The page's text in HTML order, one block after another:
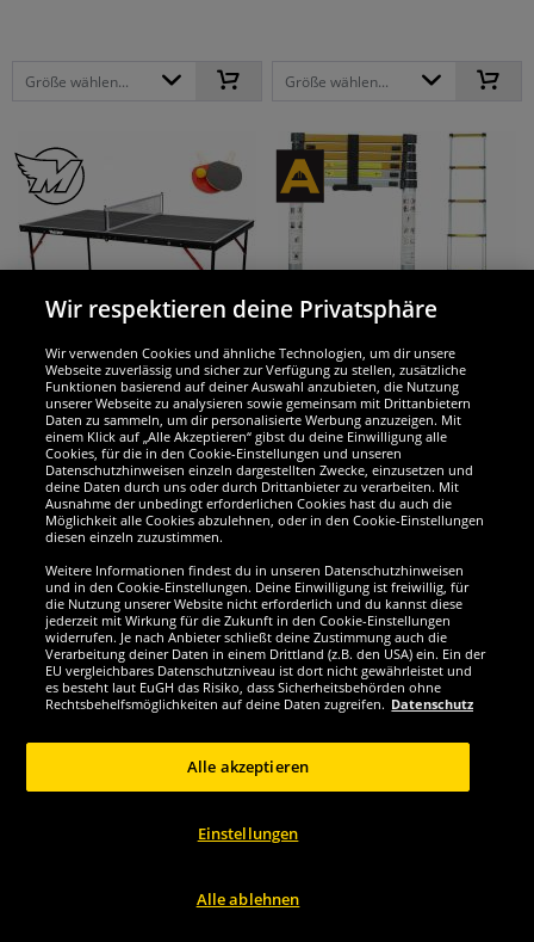
Größe wählen... Größe wählen...
MUWO
MUWO Indoor faltbare Mini
Tischtennisplatte 137 x 76 cm...
59.99*
Größe wählen...
ANDIARBEIT
ANDIARBEIT® "Höhenangst"
ausziehbare Teleskopleiter 2,6 m
49.99*
Größe wählen...
xx
-74%
Wir respektieren deine Privatsphäre
Wir verwenden Cookies und ähnliche Technologien, um dir unsere
Webseite zuverlässig und sicher zur Verfügung zu stellen, zusätzliche
Funktionen basierend auf deiner Auswahl anzubieten, die Nutzung
unserer Webseite zu analysieren sowie gemeinsam mit Drittanbietern
Daten zu sammeln, um dir personalisierte Werbung anzuzeigen. Mit
einem Klick auf „Alle Akzeptieren“ gibst du deine Einwilligung alle
Cookies, für die in den Cookie-Einstellungen und unseren
Datenschutzhinweisen einzeln dargestellten Zwecke, einzusetzen und
deine Daten durch uns oder durch Drittanbieter zu verarbeiten. Mit
Ausnahme der unbedingt erforderlichen Cookies hast du auch die
Möglichkeit alle Cookies abzulehnen, oder in den Cookie-Einstellungen
diesen einzeln zuzustimmen.
Weitere Informationen findest du in unseren Datenschutzhinweisen
und in den Cookie-Einstellungen. Deine Einwilligung ist freiwillig, für
die Nutzung unserer Website nicht erforderlich und du kannst diese
jederzeit mit Wirkung für die Zukunft in den Cookie-Einstellungen
widerrufen. Je nach Anbieter schließt deine Zustimmung auch die
Verarbeitung deiner Daten in einem Drittland (z.B. den USA) ein. Ein der
EU vergleichbares Datenschutzniveau ist dort nicht gewährleistet und
es besteht laut EuGH das Risiko, dass Sicherheitsbehörden ohne
Rechtsbehelfsmöglichkeiten auf deine Daten zugreifen. Datenschutz
Einstellungen
Alle ablehnen
Alle akzeptieren